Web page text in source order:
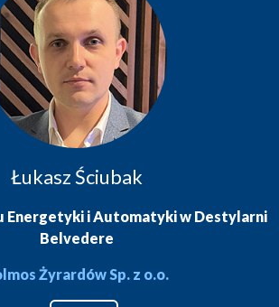
Łukasz Ściubak
Energetyki i Automatyki w Destylarni
Belvedere
Żyrardów Sp. z o.o.